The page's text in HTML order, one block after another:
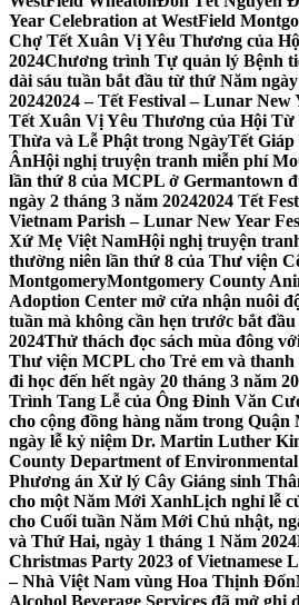
Year Celebration at WestField
Chợ Tết Xuân Vị Yêu Thương của
2024Chương trình Tự quản lý Bệnh
dài sáu tuần bắt đầu từ thứ Năm
20242024 – Tết Festival – Lunar New
Tết Xuân Vị Yêu Thương của Hội
Thừa và Lễ Phật trong NgàyTết
ÂnHội nghị truyện tranh miễn phí
lần thứ 8 của MCPL ở Germantown
ngày 2 tháng 3 năm 20242024 Tết
Vietnam Parish – Lunar New Year
Xứ Mẹ Việt NamHội nghị truyện
thường niên lần thứ 8 của Thư viện
MontgomeryMontgomery County
Adoption Center mở cửa nhận nuôi
tuần mà không cần hẹn trước bắt
2024Thử thách đọc sách mùa đông
Thư viện MCPL cho Trẻ em và
đi học đến hết ngày 20 tháng 3 năm
Trình Tang Lễ của Ông Đinh Văn
cho cộng đồng hàng năm trong Quận
ngày lễ kỷ niệm Dr. Martin Luther
County Department of
Phương án Xử lý Cây Giáng sinh
cho một Năm Mới XanhLịch nghỉ lễ
cho Cuối tuần Năm Mới Chủ nhật,
và Thứ Hai, ngày 1 tháng 1 Năm 2024
Christmas Party 2023 of Vietnamese
– Nhà Việt Nam vùng Hoa Thịnh Đốn
Alcohol Beverage Services đã mở ghi